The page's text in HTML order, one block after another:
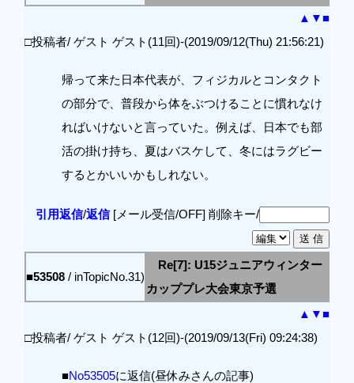
▲ ▼■
□投稿者/ ゲスト ゲスト(11回)-(2019/09/12(Thu) 21:56:21)
帰って来た日本代表が、フィジカルとコンタクト
の部分で、普段から体をぶつけることに慣れなけ
ればいけないと言っていた。例えば、日本でも部
活の掛け持ち、夏はバスケして、冬にはラグビー
するとかいいかもしれない。
引用返信/返信[メール受信/OFF] 削除キー/
■53508 / inTopicNo.31)
Re[7]: U15ジュニアウィンター
カッププレ大会東京予選
▲ ▼■
□投稿者/ ゲスト ゲスト(12回)-(2019/09/13(Fri) 09:24:38)
■No53505に返信(昼休みさんの記事)